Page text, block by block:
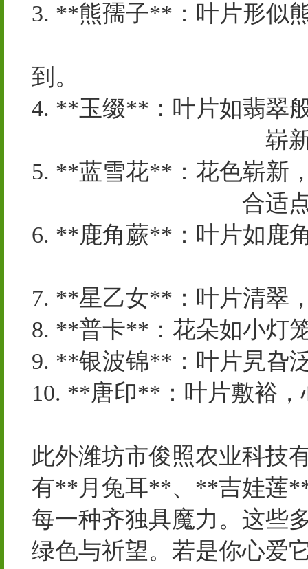
3. **熊孺子**：叶片形似
到。
4. **玉缀**：叶片如翡翠
崭
5. **蓝雪花**：花色崭新
合适
6. **鹿角蕨**：叶片如鹿
7. **星乙女**：叶片清翠
8. **普卡**：花朵如小灯
9. **银波锦**：叶片旯旮
10. **唐印**：叶片敷裕
此外潍坊市俊照农业科技
有**月兔耳**、**吉娃莲
每一种齐独具魔力。这些
绿色与祈望。若是你心爱